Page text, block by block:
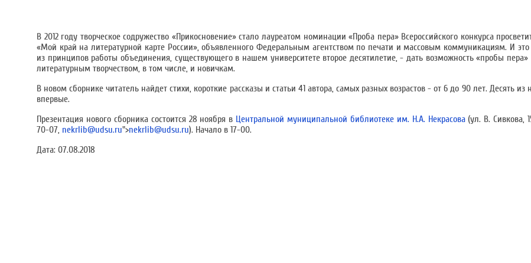
В 2012 году творческое содружество «Прикосновение» стало лауреатом номинации «Проба пера» Всероссийского конкурса
«Мой край на литературной карте России», объявленного Федеральным агентством по печати и массовым коммуникациям. И это
из принципов работы объединения, существующего в нашем университете второе десятилетие, - дать возможность «пробы пера»
литературным творчеством, в том числе, и новичкам.
В новом сборнике читатель найдет стихи, короткие рассказы и статьи 41 автора, самых разных возрастов - от 6 до 90 лет. Десять из
впервые.
Презентация нового сборника состоится 28 ноября в Центральной муниципальной библиотеке им. Н.А. Некрасова(ул. В. Сивкова,
70-07, nekrlib@udsu.ru">nekrlib@udsu.ru). Начало в 17-00.
Дата: 07.08.2018